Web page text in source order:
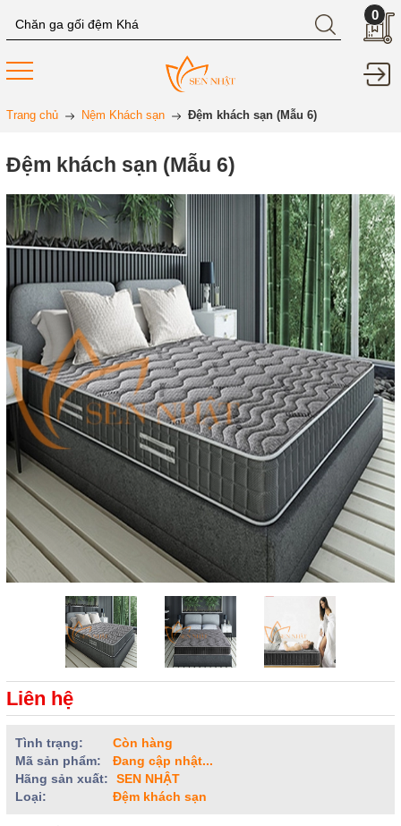
0
Trang chủ Nệm Khách sạn Đệm khách sạn (Mẫu 6)
Đệm khách sạn (Mẫu 6)
Liên hệ
Tình trạng:
Còn hàng
Mã sản phẩm:
Đang cập nhật...
Hãng sản xuất:
SEN NHẬT
Loại:
Đệm khách sạn